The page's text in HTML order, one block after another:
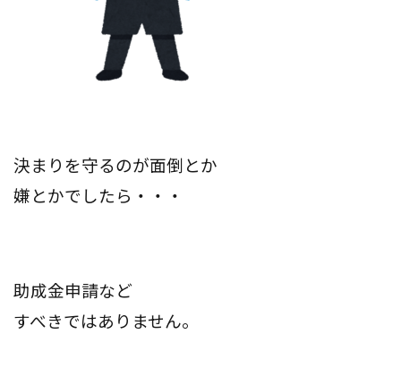
決まりを守るのが面倒とか
嫌とかでしたら・・・
助成金申請など
すべきではありません。